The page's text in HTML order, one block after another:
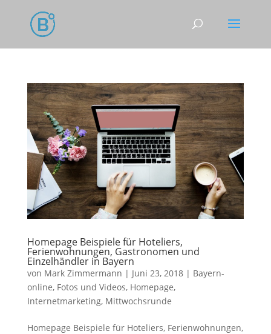
Homepage Beispiele für Hoteliers,
Ferienwohnungen, Gastronomen und
Einzelhändler in Bayern
von Mark Zimmermann | Juni 23, 2018| Bayern-
online, Fotos und Videos, Homepage,
Internetmarketing, Mittwochsrunde
Homepage Beispiele für Hoteliers, Ferienwohnungen,